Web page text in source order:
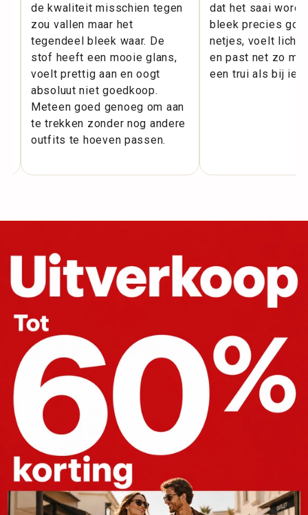
de kwaliteit misschien tegen
zou vallen maar het
tegendeel bleek waar. De
stof heeft een mooie glans,
voelt prettig aan en oogt
absoluut niet goedkoop.
Meteen goed genoeg om aan
te trekken zonder nog andere
outfits te hoeven passen.
dat het saai
bleek precies
netjes, voelt licht
en past net zo
een trui als bij